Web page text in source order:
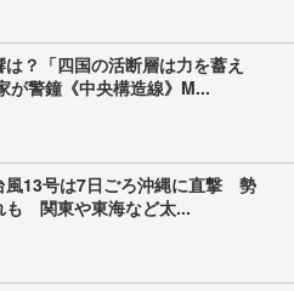
？「四国の活断層は力を蓄え
が警鐘《中央構造線》M...
風13号は7日ごろ沖縄に直撃 勢
も 関東や東海など太...